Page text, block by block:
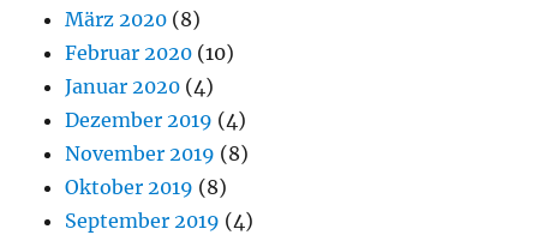
März 2020 (8)
Februar 2020 (10)
Januar 2020 (4)
Dezember 2019 (4)
November 2019 (8)
Oktober 2019 (8)
September 2019 (4)